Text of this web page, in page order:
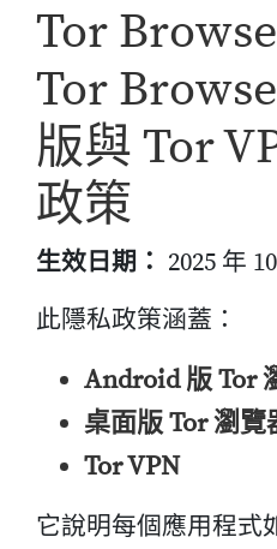
Tor
Tor
版與 Tor
政策
生效日期： 2025 年
此隱私政策涵蓋：
Android 版 Tor
桌面版 Tor 瀏覽
Tor VPN
它說明每個應用程式